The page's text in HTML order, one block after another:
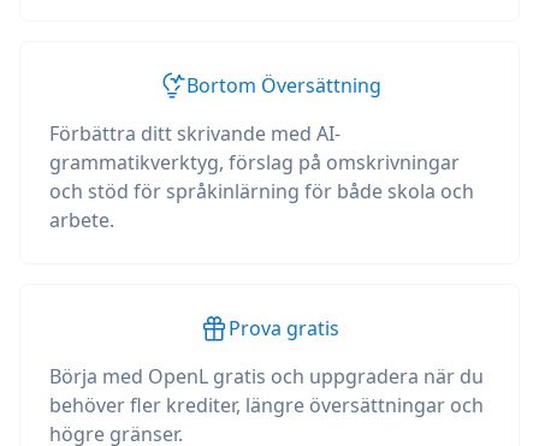
Bortom Översättning
Förbättra ditt skrivande med AI-
grammatikverktyg, förslag på omskrivningar
och stöd för språkinlärning för både skola och
arbete.
Prova gratis
Börja med OpenL gratis och uppgradera när du
behöver fler krediter, längre översättningar och
högre gränser.